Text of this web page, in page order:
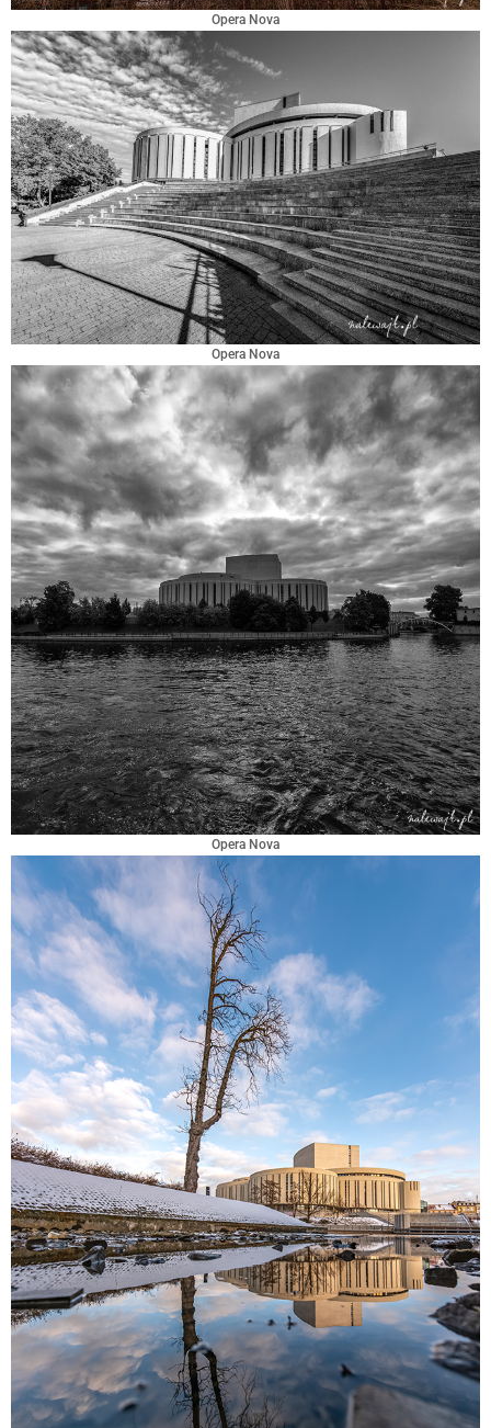
Opera Nova
Opera Nova
Opera Nova